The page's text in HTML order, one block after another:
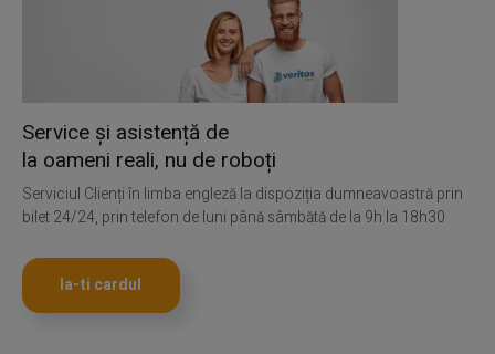
Service și asistență de
la oameni reali, nu de roboți
Serviciul Clienți în limba engleză la dispoziția dumneavoastră prin
bilet 24/24, prin telefon de luni până sâmbătă de la 9h la 18h30
Ia-ti cardul